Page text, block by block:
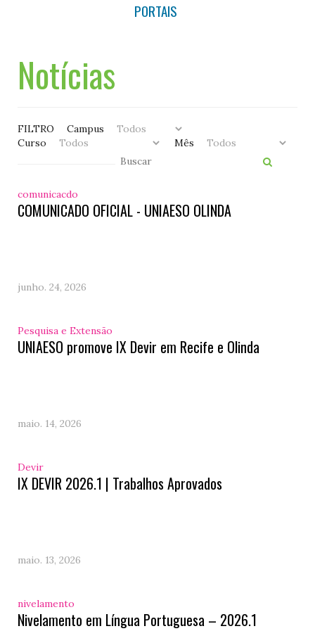
PORTAIS
Notícias
FILTRO
Campus
Curso
Mês
comunicacdo
COMUNICADO OFICIAL - UNIAESO OLINDA
junho. 24, 2026
Pesquisa e Extensão
UNIAESO promove IX Devir em Recife e Olinda
maio. 14, 2026
Devir
IX DEVIR 2026.1 | Trabalhos Aprovados
maio. 13, 2026
nivelamento
Nivelamento em Língua Portuguesa – 2026.1